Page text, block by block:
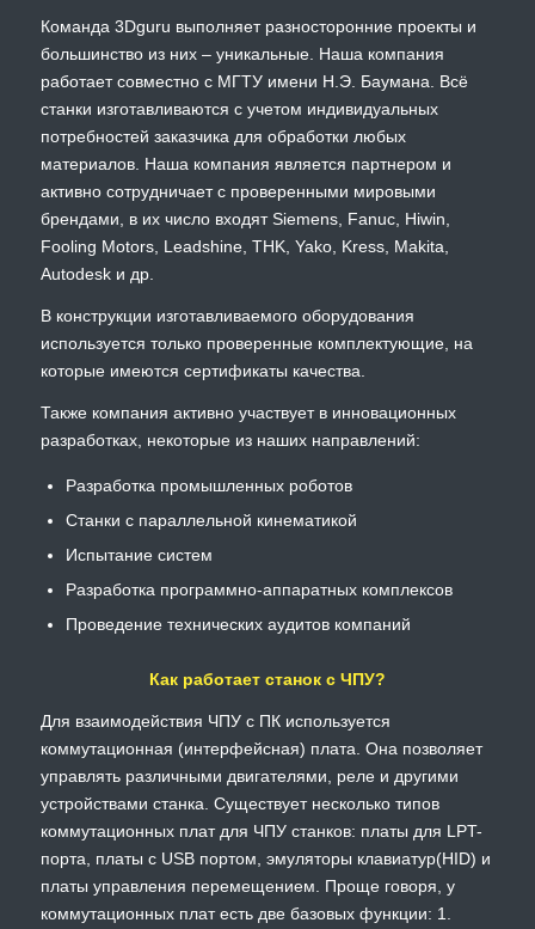
Команда 3Dguru выполняет разносторонние проекты и
большинство из них – уникальные. Наша компания
работает совместно с МГТУ имени Н.Э. Баумана. Всё
станки изготавливаются с учетом индивидуальных
потребностей заказчика для обработки любых
материалов. Наша компания является партнером и
активно сотрудничает с проверенными мировыми
брендами, в их число входят Siemens, Fanuc, Hiwin,
Fooling Motors, Leadshine, THK, Yako, Kress, Makita,
Autodesk и др.
В конструкции изготавливаемого оборудования
используется только проверенные комплектующие, на
которые имеются сертификаты качества.
Также компания активно участвует в инновационных
разработках, некоторые из наших направлений:
Разработка промышленных роботов
Станки с параллельной кинематикой
Испытание систем
Разработка программно-аппаратных комплексов
Проведение технических аудитов компаний
Как работает станок с ЧПУ?
Для взаимодействия ЧПУ с ПК используется
коммутационная (интерфейсная) плата. Она позволяет
управлять различными двигателями, реле и другими
устройствами станка. Существует несколько типов
коммутационных плат для ЧПУ станков: платы для LPT-
порта, платы с USB портом, эмуляторы клавиатур(HID) и
платы управления перемещением. Проще говоря, у
коммутационных плат есть две базовых функции: 1.